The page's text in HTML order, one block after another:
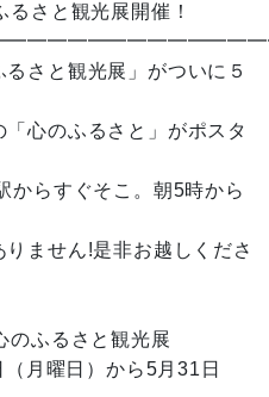
るさと観光展開催！
さと観光展」がついに５
心のふるさと」がポスタ
からすぐそこ。朝5時から
ません!是非お越しくださ
ふるさと観光展
月曜日）から5月31日